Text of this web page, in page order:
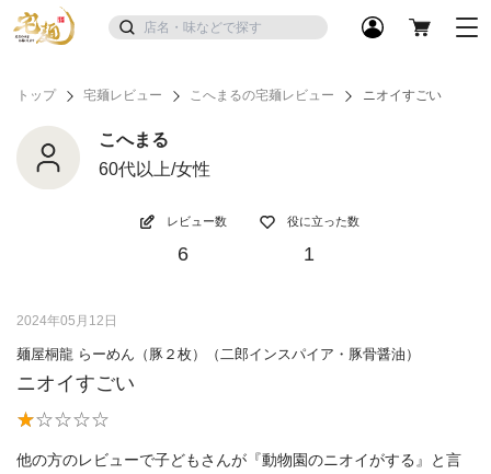
トップ 宅麺レビュー こへまるの宅麺レビュー ニオイすごい
こへまる
60代以上/女性
レビュー数
6
役に立った数
1
2024年05月12日
麺屋桐龍 らーめん（豚２枚）（二郎インスパイア・豚骨醤油）
ニオイすごい
他の方のレビューで子どもさんが『動物園のニオイがする』と言